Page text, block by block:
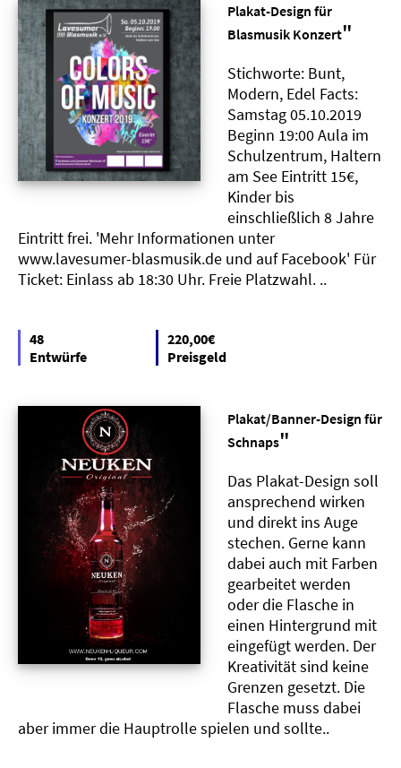
Plakat-Design für
Blasmusik Konzert"
Stichworte: Bunt,
Modern, Edel Facts:
Samstag 05.10.2019
Beginn 19:00 Aula im
Schulzentrum, Haltern
am See Eintritt 15€,
Kinder bis
einschließlich 8 Jahre
Eintritt frei. 'Mehr Informationen unter
www.lavesumer-blasmusik.de und auf Facebook' Für
Ticket: Einlass ab 18:30 Uhr. Freie Platzwahl. ..
48
Entwürfe
220,00€
Preisgeld
Plakat/Banner-Design für
Schnaps"
Das Plakat-Design soll
ansprechend wirken
und direkt ins Auge
stechen. Gerne kann
dabei auch mit Farben
gearbeitet werden
oder die Flasche in
einen Hintergrund mit
eingefügt werden. Der
Kreativität sind keine
Grenzen gesetzt. Die
Flasche muss dabei
aber immer die Hauptrolle spielen und sollte..